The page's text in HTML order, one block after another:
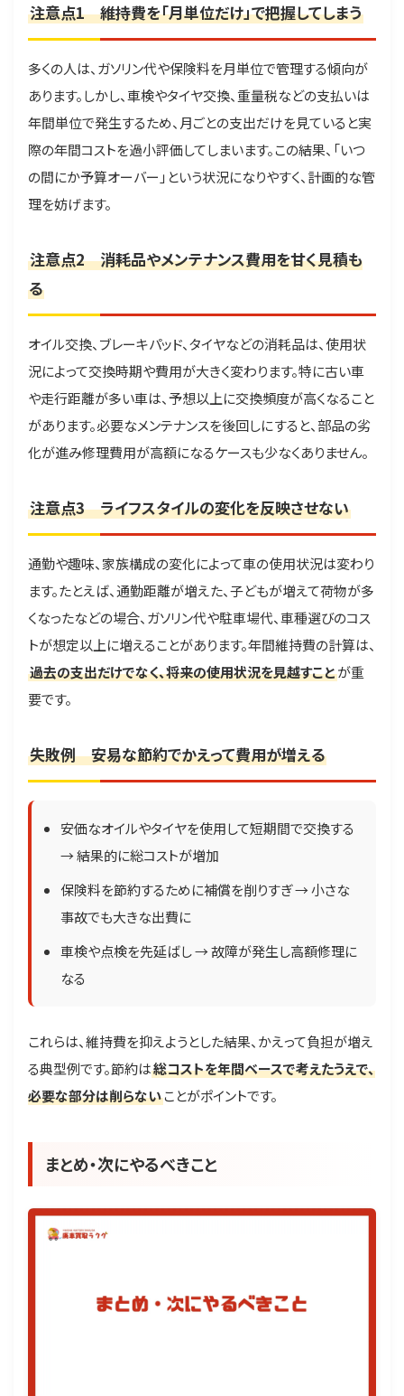
注意点1 維持費を「月単位だけ」で把握してしまう
多くの人は、ガソリン代や保険料を月単位で管理する傾向が
あります。しかし、車検やタイヤ交換、重量税などの支払いは
年間単位で発生するため、月ごとの支出だけを見ていると実
際の年間コストを過小評価してしまいます。この結果、「いつ
の間にか予算オーバー」という状況になりやすく、計画的な管
理を妨げます。
注意点2 消耗品やメンテナンス費用を甘く見積も
る
オイル交換、ブレーキパッド、タイヤなどの消耗品は、使用状
況によって交換時期や費用が大きく変わります。特に古い車
や走行距離が多い車は、予想以上に交換頻度が高くなること
があります。必要なメンテナンスを後回しにすると、部品の劣
化が進み修理費用が高額になるケースも少なくありません。
注意点3 ライフスタイルの変化を反映させない
通勤や趣味、家族構成の変化によって車の使用状況は変わり
ます。たとえば、通勤距離が増えた、子どもが増えて荷物が多
くなったなどの場合、ガソリン代や駐車場代、車種選びのコス
トが想定以上に増えることがあります。年間維持費の計算は、
過去の支出だけでなく、将来の使用状況を見越すことが重
要です。
失敗例 安易な節約でかえって費用が増える
安価なオイルやタイヤを使用して短期間で交換する
→ 結果的に総コストが増加
保険料を節約するために補償を削りすぎ → 小さな
事故でも大きな出費に
車検や点検を先延ばし → 故障が発生し高額修理に
なる
これらは、維持費を抑えようとした結果、かえって負担が増え
る典型例です。節約は総コストを年間ベースで考えたうえで、
必要な部分は削らないことがポイントです。
まとめ・次にやるべきこと